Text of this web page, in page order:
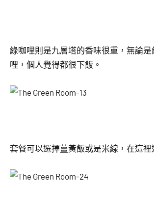
綠咖哩則是九層塔的香味很重，無論
哩，個人覺得都很下飯。
套餐可以選擇薑黃飯或是米線，在這裡